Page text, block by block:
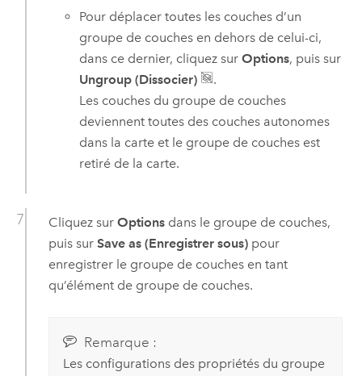
Pour déplacer toutes les couches d’un
groupe de couches en dehors de celui-ci,
dans ce dernier, cliquez surOptions, puis sur
Ungroup (Dissocier)
.
Les couches du groupe de couches
deviennent toutes des couches autonomes
dans la carte et le groupe de couches est
retiré de la carte.
Cliquez sur Optionsdans le groupe de couches,
puis sur Save as (Enregistrer sous)pour
enregistrer le groupe de couches en tant
qu’élément de groupe de couches.
Remarque :
Les configurations des propriétés du groupe